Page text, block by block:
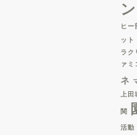
ヒー
ット
ラク
ァミ
ネ
上
関
活動